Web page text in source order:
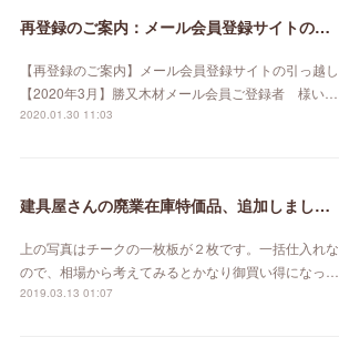
再登録のご案内：メール会員登録サイトの引っ越し【2020年3月】
【再登録のご案内】メール会員登録サイトの引っ越し
【2020年3月】勝又木材メール会員ご登録者 様い…
2020.01.30 11:03
建具屋さんの廃業在庫特価品、追加しました。
上の写真はチークの一枚板が２枚です。一括仕入れな
ので、相場から考えてみるとかなり御買い得になっ…
2019.03.13 01:07